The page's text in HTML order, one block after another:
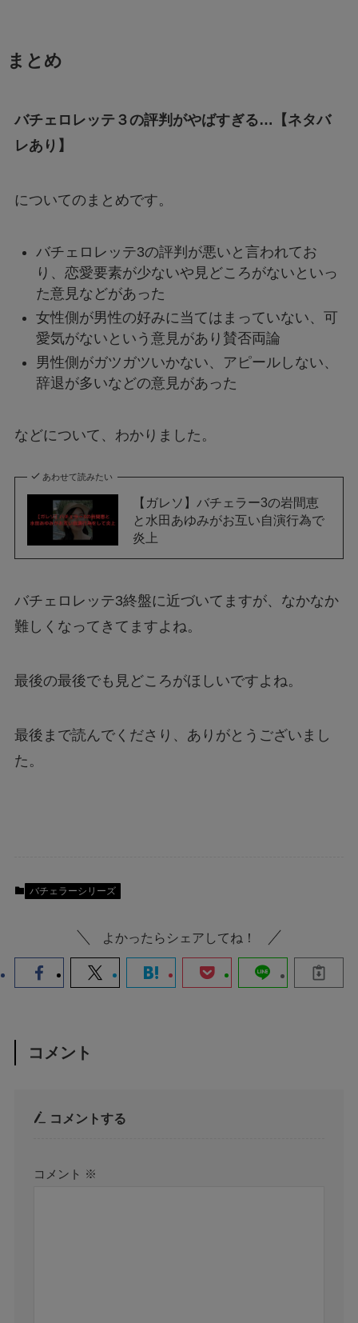
まとめ
バチェロレッテ３の評判がやばすぎる…【ネタバ
レあり】
についてのまとめです。
バチェロレッテ3の評判が悪いと言われてお
り、恋愛要素が少ないや見どころがないといっ
た意見などがあった
女性側が男性の好みに当てはまっていない、可
愛気がないという意見があり賛否両論
男性側がガツガツいかない、アピールしない、
辞退が多いなどの意見があった
などについて、わかりました。
あわせて読みたい
【ガレソ】バチェラー3の岩間恵
と水田あゆみがお互い自演行為で
炎上
バチェロレッテ3終盤に近づいてますが、なかなか
難しくなってきてますよね。
最後の最後でも見どころがほしいですよね。
最後まで読んでくださり、ありがとうございまし
た。
バチェラーシリーズ
よかったらシェアしてね！
コメント
コメントする
コメント ※